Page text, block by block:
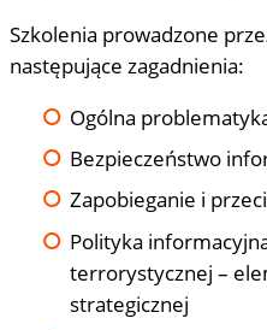
Szkolenia prowadzone
następujące zagadnienia:
Ogólna
Bezpieczeństwo
Zapobieganie i
Polityka
terrorystycznej –
strategicznej